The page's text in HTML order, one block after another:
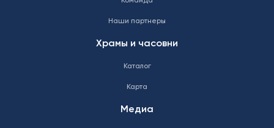
Наши партнеры
Храмы и часовни
Каталог
Карта
Медиа